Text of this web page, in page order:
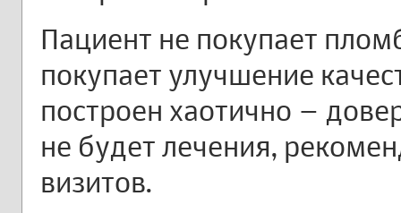
Пациент не покупает
покупает улучшение
построен хаотично –
не будет лечения,
визитов.